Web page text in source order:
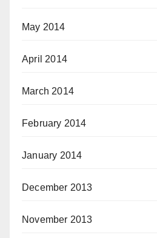
May 2014
April 2014
March 2014
February 2014
January 2014
December 2013
November 2013